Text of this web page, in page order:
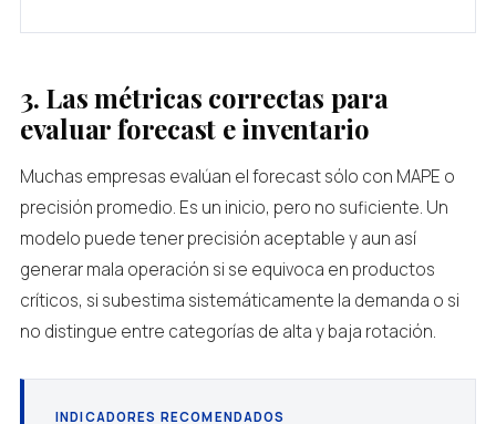
3. Las métricas correctas para
evaluar forecast e inventario
Muchas empresas evalúan el forecast sólo con MAPE o
precisión promedio. Es un inicio, pero no suficiente. Un
modelo puede tener precisión aceptable y aun así
generar mala operación si se equivoca en productos
críticos, si subestima sistemáticamente la demanda o si
no distingue entre categorías de alta y baja rotación.
INDICADORES RECOMENDADOS